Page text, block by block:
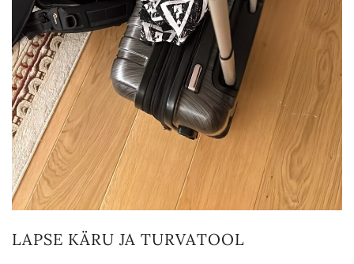
LAPSE KÄRU JA TURVATOOL